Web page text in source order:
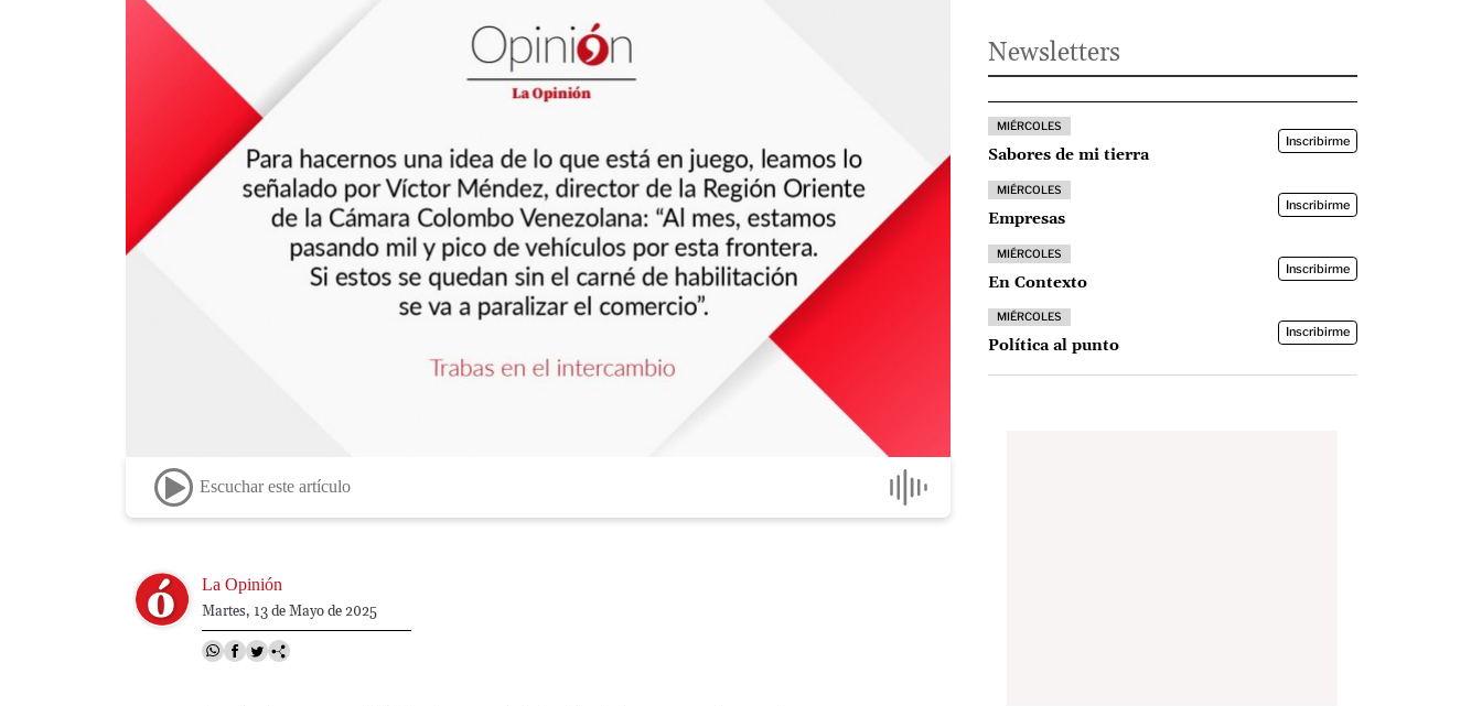
Escuchar este artículo
Image La Opinión
Martes, 13 de Mayo de 2025
Newsletters
MIÉRCOLES
Sabores de mi tierra
Inscribirme
MIÉRCOLES
Empresas
Inscribirme
MIÉRCOLES
En Contexto
Inscribirme
MIÉRCOLES
Política al punto
Inscribirme